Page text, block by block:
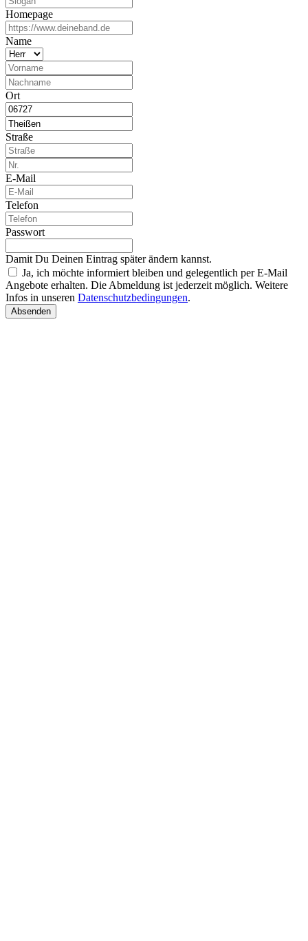
Homepage
Name
Ort
Straße
E-Mail
Telefon
Passwort
Damit Du Deinen Eintrag später ändern kannst.
Ja, ich möchte informiert bleiben und gelegentlich per E-Mail
Angebote erhalten. Die Abmeldung ist jederzeit möglich. Weitere
Infos in unseren Datenschutzbedingungen.
Absenden